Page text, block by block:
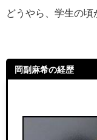
どうやら、学生の頃
岡副麻希の経歴